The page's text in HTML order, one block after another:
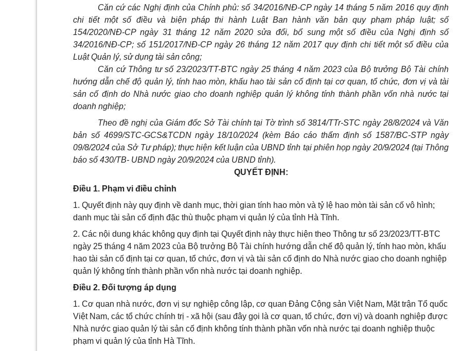
Căn cứ các Nghị định của Chính phủ: số 34/2016/NĐ-CP ngày 14 tháng 5 năm 2016 quy định
chi tiết một số điều và biện pháp thi hành Luật Ban hành văn bản quy phạm pháp luật; số
154/2020/NĐ-CP ngày 31 tháng 12 năm 2020 sửa đổi, bổ sung một số điều của Nghị định số
34/2016/NĐ-CP; số 151/2017/NĐ-CP ngày 26 tháng 12 năm 2017 quy định chi tiết một số điều của
Luật Quản lý, sử dụng tài sản công;
Căn cứ Thông tư số 23/2023/TT-BTC ngày 25 tháng 4 năm 2023 của Bộ trưởng Bộ Tài chính
hướng dẫn chế độ quản lý, tính hao mòn, khấu hao tài sản cố định tại cơ quan, tổ chức, đơn vị và tài
sản cố định do Nhà nước giao cho doanh nghiệp quản lý không tính thành phần vốn nhà nước tại
doanh nghiệp;
Theo đề nghị của Giám đốc Sở Tài chính tại Tờ trình số 3814/TTr-STC ngày 28/8/2024 và Văn
bản số 4699/STC-GCS&TCDN ngày 18/10/2024 (kèm Báo cáo thẩm định số 1587/BC-STP ngày
09/8/2024 của Sở Tư pháp); thực hiện kết luận của UBND tỉnh tại phiên họp ngày 20/9/2024 (tại Thông
báo số 430/TB- UBND ngày 20/9/2024 của UBND tỉnh).
QUYẾT ĐỊNH:
Điều 1. Phạm vi điều chỉnh
1. Quyết định này quy định về danh mục, thời gian tính hao mòn và tỷ lệ hao mòn tài sản cố vô hình;
danh mục tài sản cố định đặc thù thuộc phạm vi quản lý của tỉnh Hà Tĩnh.
2. Các nội dung khác không quy định tại Quyết định này thực hiện theo Thông tư số 23/2023/TT-BTC
ngày 25 tháng 4 năm 2023 của Bộ trưởng Bộ Tài chính hướng dẫn chế độ quản lý, tính hao mòn, khấu
hao tài sản cố định tại cơ quan, tổ chức, đơn vị và tài sản cố định do Nhà nước giao cho doanh nghiệp
quản lý không tính thành phần vốn nhà nước tại doanh nghiệp.
Điều 2. Đối tượng áp dụng
1. Cơ quan nhà nước, đơn vị sự nghiệp công lập, cơ quan Đảng Cộng sản Việt Nam, Mặt trận Tổ quốc
Việt Nam, các tổ chức chính trị - xã hội (sau đây gọi là cơ quan, tổ chức, đơn vị) và doanh nghiệp được
Nhà nước giao quản lý tài sản cố định không tính thành phần vốn nhà nước tại doanh nghiệp thuộc
phạm vi quản lý của tỉnh Hà Tĩnh.